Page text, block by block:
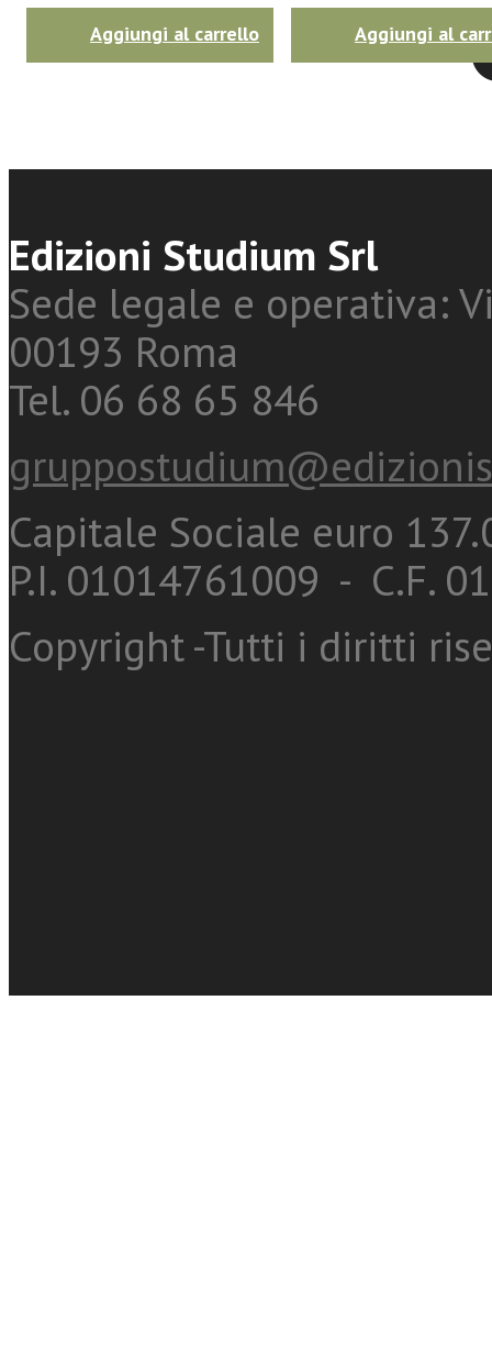
Aggiungi al carrello Aggiungi al
Edizioni Studium Srl
Sede legale e operativa:
00193 Roma
Tel. 06 68 65 846
Capitale Sociale euro
P.I. 01014761009 - C.F.
Copyright -Tutti i diritti